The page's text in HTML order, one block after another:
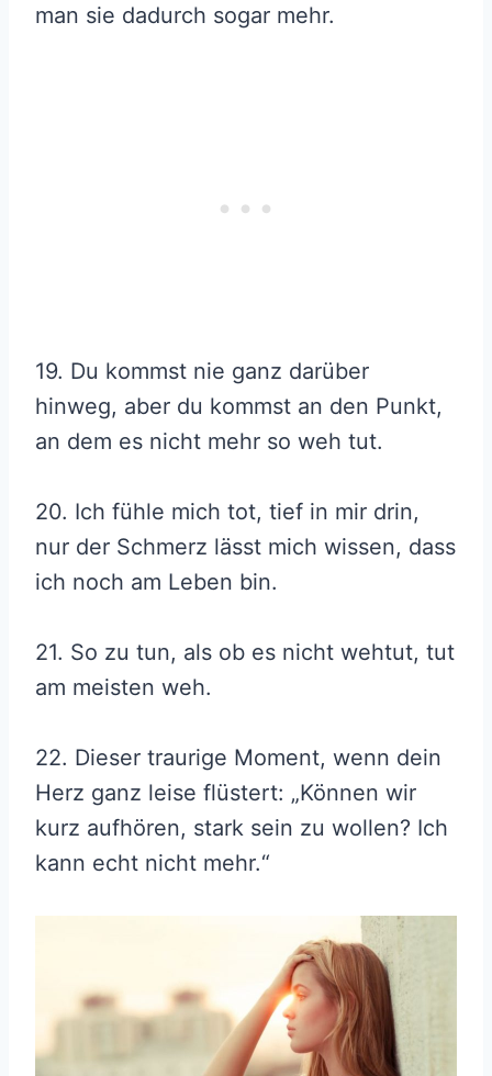
man sie dadurch sogar mehr.
19. Du kommst nie ganz darüber
hinweg, aber du kommst an den Punkt,
an dem es nicht mehr so weh tut.
20. Ich fühle mich tot, tief in mir drin,
nur der Schmerz lässt mich wissen, dass
ich noch am Leben bin.
21. So zu tun, als ob es nicht wehtut, tut
am meisten weh.
22. Dieser traurige Moment, wenn dein
Herz ganz leise flüstert: „Können wir
kurz aufhören, stark sein zu wollen? Ich
kann echt nicht mehr.“